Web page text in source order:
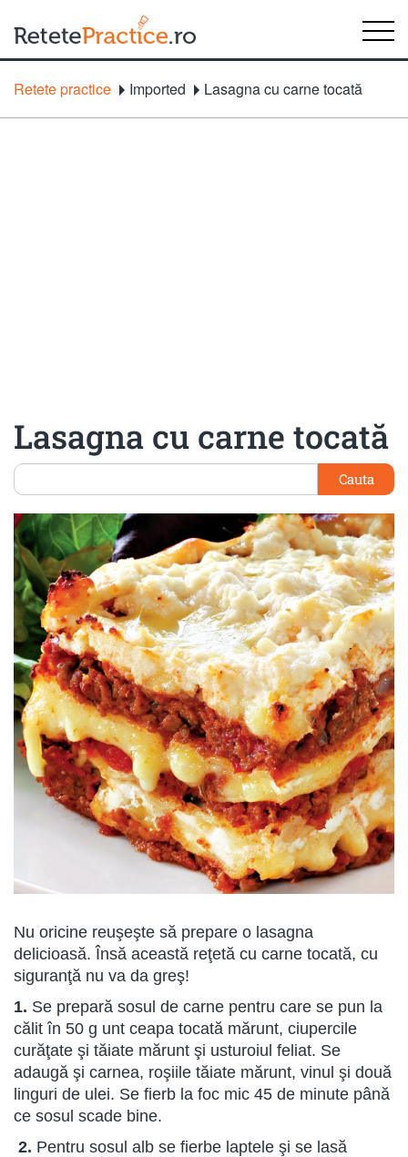
Retete practice Imported Lasagna cu carne tocată
Lasagna cu carne tocată
Cauta
Nu oricine reuşeşte să prepare o lasagna
delicioasă. Însă această reţetă cu carne tocată, cu
siguranţă nu va da greş!
1. Se prepară sosul de carne pentru care se pun la
călit în 50 g unt ceapa tocată mărunt, ciupercile
curăţate şi tăiate mărunt şi usturoiul feliat. Se
adaugă şi carnea, roşiile tăiate mărunt, vinul şi două
linguri de ulei. Se fierb la foc mic 45 de minute până
ce sosul scade bine.
2. Pentru sosul alb se fierbe laptele şi se lasă